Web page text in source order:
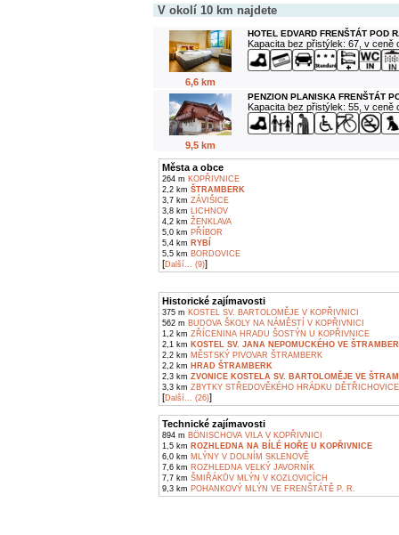
V okolí 10 km najdete
6,6 km
HOTEL EDVARD FRENŠTÁT POD
Kapacita bez přistýlek: 67, v ceně
9,5 km
PENZION PLANISKA FRENŠTÁT
Kapacita bez přistýlek: 55, v ceně
Města a obce
264 m KOPŘIVNICE
2,2 km ŠTRAMBERK
3,7 km ZÁVIŠICE
3,8 km LICHNOV
4,2 km ŽENKLAVA
5,0 km PŘÍBOR
5,4 km RYBÍ
5,5 km BORDOVICE
[Další... (9)]
Historické zajímavosti
375 m KOSTEL SV. BARTOLOMĚJE V KOPŘIVNICI
562 m BUDOVA ŠKOLY NA NÁMĚSTÍ V KOPŘIVNICI
1,2 km ZŘÍCENINA HRADU ŠOSTÝN U KOPŘIVNICE
2,1 km KOSTEL SV. JANA NEPOMUCKÉHO VE
2,2 km MĚSTSKÝ PIVOVAR ŠTRAMBERK
2,2 km HRAD ŠTRAMBERK
2,3 km ZVONICE KOSTELA SV. BARTOLOMĚJE VE
3,3 km ZBYTKY STŘEDOVĚKÉHO HRÁDKU
[Další... (26)]
Technické zajímavosti
894 m BÖNISCHOVA VILA V KOPŘIVNICI
1,5 km ROZHLEDNA NA BÍLÉ HOŘE U KOPŘIVNICE
6,0 km MLÝNY V DOLNÍM SKLENOVĚ
7,6 km ROZHLEDNA VELKÝ JAVORNÍK
7,7 km ŠMIŘÁKŮV MLÝN V KOZLOVICÍCH
9,3 km POHANKOVÝ MLÝN VE FRENŠTÁTĚ P. R.